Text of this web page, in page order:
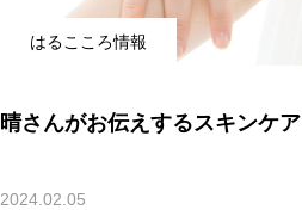
はるこころ情報
晴さんがお伝えするスキンケア
2024.02.05